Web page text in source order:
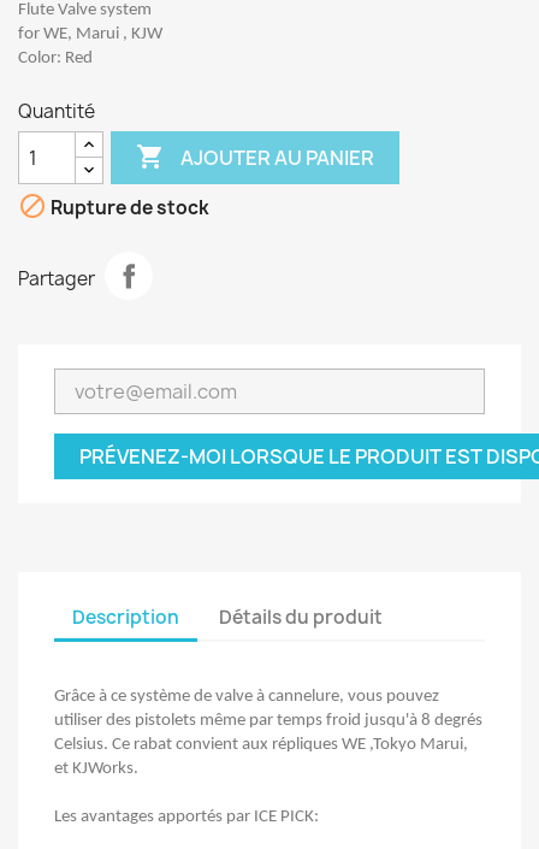
Flute Valve system
for WE, Marui , KJW
Color: Red
Quantité
 AJOUTER AU PANIER
 Rupture de stock
Partager
PRÉVENEZ-MOI LORSQUE LE PRODUIT EST
Description Détails du produit
Grâce à ce système de valve à cannelure, vous pouvez
utiliser des pistolets même par temps froid jusqu'à 8 degrés
Celsius. Ce rabat convient aux répliques WE ,Tokyo Marui,
et KJWorks.
Les avantages apportés par ICE PICK: